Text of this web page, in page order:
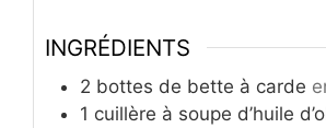
INGRÉDIENTS
2 bottes de bette à carde
1 cuillère à soupe d’huile